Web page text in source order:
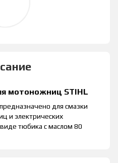
мотоножниц STIHL
для смазки
и электрических
виде тюбика с маслом 80